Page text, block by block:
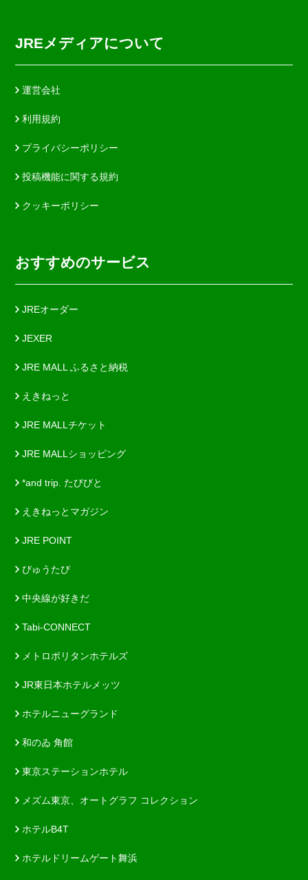
JREメディアについて
運営会社
利用規約
プライバシーポリシー
投稿機能に関する規約
クッキーポリシー
おすすめのサービス
JREオーダー
JEXER
JRE MALL ふるさと納税
えきねっと
JRE MALLチケット
JRE MALLショッピング
*and trip. たびびと
えきねっとマガジン
JRE POINT
びゅうたび
中央線が好きだ
Tabi-CONNECT
メトロポリタンホテルズ
JR東日本ホテルメッツ
ホテルニューグランド
和のゐ 角館
東京ステーションホテル
メズム東京、オートグラフ コレクション
ホテルB4T
ホテルドリームゲート舞浜